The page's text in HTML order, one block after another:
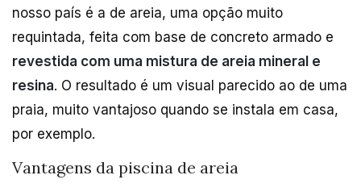
nosso país é a de areia, uma opção muito
requintada, feita com base de concreto armado e
revestida com uma mistura de areia mineral e
resina. O resultado é um visual parecido ao de uma
praia, muito vantajoso quando se instala em casa,
por exemplo.
Vantagens da piscina de areia